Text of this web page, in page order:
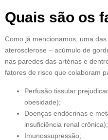
Quais são os
Como já mencionamos, uma
aterosclerose – acúmulo de
nas paredes das artérias e
fatores de risco que colaboram
Perfusão tissular
obesidade);
Doenças endócrinas e
insuficiência renal crônica);
Imunossupressão;